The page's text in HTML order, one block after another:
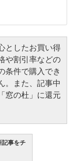
としたお買い得
や割引率などの
条件で購入でき
。また、記事中
窓の杜」に還元
記事をチ